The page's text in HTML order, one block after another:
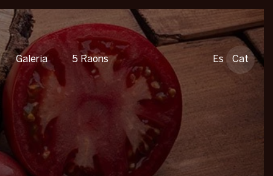
Galeria 5 Raons Es Cat